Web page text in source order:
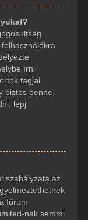
írni
tagjai
biztos benne,
lépj
szabályzata az
fórum
nak semmi